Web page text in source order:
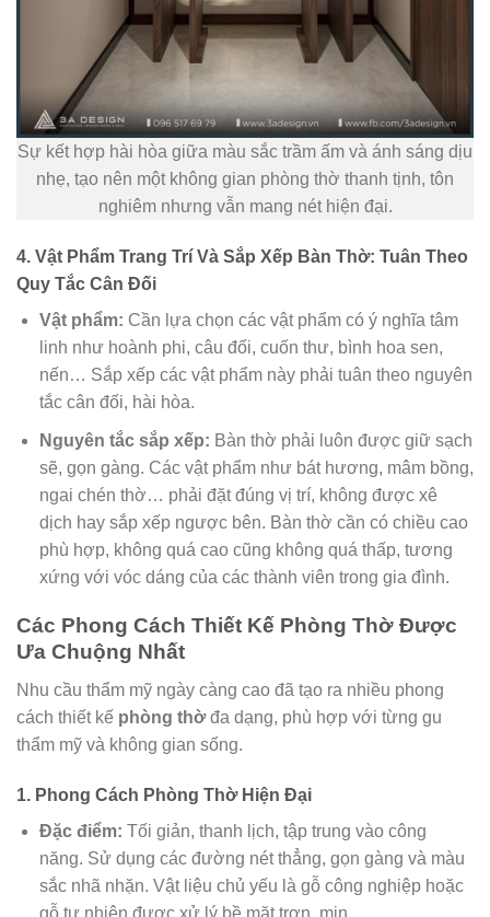
Sự kết hợp hài hòa giữa màu sắc trầm ấm và ánh sáng dịu
nhẹ, tạo nên một không gian phòng thờ thanh tịnh, tôn
nghiêm nhưng vẫn mang nét hiện đại.
4. Vật Phẩm Trang Trí Và Sắp Xếp Bàn Thờ: Tuân Theo
Quy Tắc Cân Đối
Vật phẩm: Cần lựa chọn các vật phẩm có ý nghĩa tâm
linh như hoành phi, câu đối, cuốn thư, bình hoa sen,
nến… Sắp xếp các vật phẩm này phải tuân theo nguyên
tắc cân đối, hài hòa.
Nguyên tắc sắp xếp: Bàn thờ phải luôn được giữ sạch
sẽ, gọn gàng. Các vật phẩm như bát hương, mâm bồng,
ngai chén thờ… phải đặt đúng vị trí, không được xê
dịch hay sắp xếp ngược bên. Bàn thờ cần có chiều cao
phù hợp, không quá cao cũng không quá thấp, tương
xứng với vóc dáng của các thành viên trong gia đình.
Các Phong Cách Thiết Kế Phòng Thờ Được
Ưa Chuộng Nhất
Nhu cầu thẩm mỹ ngày càng cao đã tạo ra nhiều phong
cách thiết kế phòng thờđa dạng, phù hợp với từng gu
thẩm mỹ và không gian sống.
1. Phong Cách Phòng Thờ Hiện Đại
Đặc điểm: Tối giản, thanh lịch, tập trung vào công
năng. Sử dụng các đường nét thẳng, gọn gàng và màu
sắc nhã nhặn. Vật liệu chủ yếu là gỗ công nghiệp hoặc
gỗ tự nhiên được xử lý bề mặt trơn, mịn.